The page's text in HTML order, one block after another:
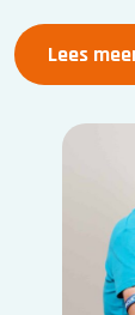
Lees